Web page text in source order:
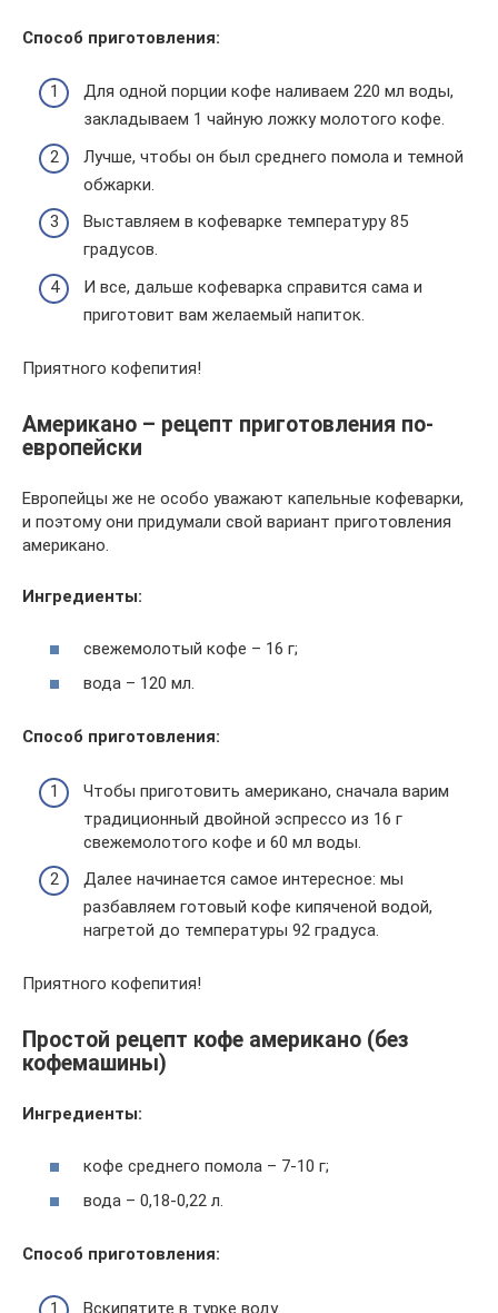
Способ приготовления:
Для одной порции кофе наливаем 220 мл воды,
закладываем 1 чайную ложку молотого кофе.
Лучше, чтобы он был среднего помола и темной
обжарки.
Выставляем в кофеварке температуру 85
градусов.
И все, дальше кофеварка справится сама и
приготовит вам желаемый напиток.
Приятного кофепития!
Американо – рецепт приготовления по-
европейски
Европейцы же не особо уважают капельные кофеварки,
и поэтому они придумали свой вариант приготовления
американо.
Ингредиенты:
свежемолотый кофе – 16 г;
вода – 120 мл.
Способ приготовления:
Чтобы приготовить американо, сначала варим
традиционный двойной эспрессо из 16 г
свежемолотого кофе и 60 мл воды.
Далее начинается самое интересное: мы
разбавляем готовый кофе кипяченой водой,
нагретой до температуры 92 градуса.
Приятного кофепития!
Простой рецепт кофе американо (без
кофемашины)
Ингредиенты:
кофе среднего помола – 7-10 г;
вода – 0,18-0,22 л.
Способ приготовления:
Вскипятите в турке воду.